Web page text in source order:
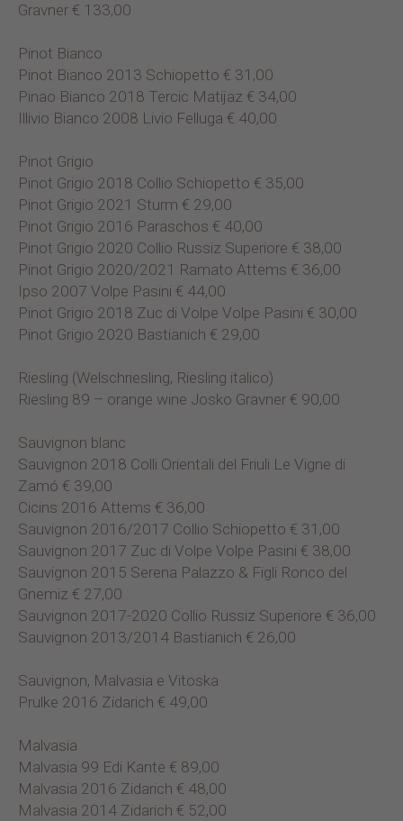
Gravner € 133,00
Pinot Bianco
Pinot Bianco 2013 Schiopetto € 31,00
Pinao Bianco 2018 Tercic Matijaz € 34,00
Illivio Bianco 2008 Livio Felluga € 40,00
Pinot Grigio
Pinot Grigio 2018 Collio Schiopetto € 35,00
Pinot Grigio 2021 Sturm € 29,00
Pinot Grigio 2016 Paraschos € 40,00
Pinot Grigio 2020 Collio Russiz Superiore € 38,00
Pinot Grigio 2020/2021 Ramato Attems € 36,00
Ipso 2007 Volpe Pasini € 44,00
Pinot Grigio 2018 Zuc di Volpe Volpe Pasini € 30,00
Pinot Grigio 2020 Bastianich € 29,00
Riesling (Welschriesling, Riesling italico)
Riesling 89 – orange wine Josko Gravner € 90,00
Sauvignon blanc
Sauvignon 2018 Colli Orientali del Friuli Le Vigne di
Zamó € 39,00
Cicins 2016 Attems € 36,00
Sauvignon 2016/2017 Collio Schiopetto € 31,00
Sauvignon 2017 Zuc di Volpe Volpe Pasini € 38,00
Sauvignon 2015 Serena Palazzo & Figli Ronco del
Gnemiz € 27,00
Sauvignon 2017-2020 Collio Russiz Superiore € 36,00
Sauvignon 2013/2014 Bastianich € 26,00
Sauvignon, Malvasia e Vitoska
Prulke 2016 Zidarich € 49,00
Malvasia
Malvasia 99 Edi Kante € 89,00
Malvasia 2016 Zidarich € 48,00
Malvasia 2014 Zidarich € 52,00